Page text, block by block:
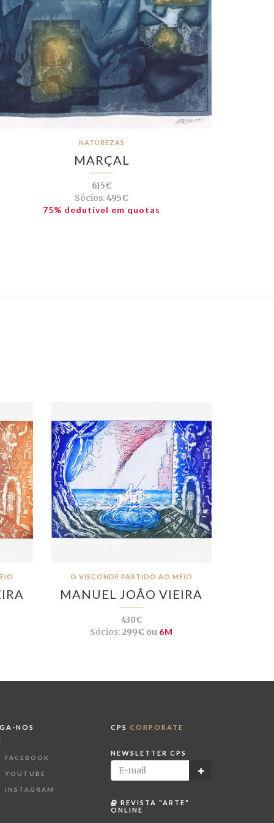
NATUREZAS
MARÇAL
615€
Sócios:495€
75% dedutível em quotas
O VISCONDE PARTIDO AO MEIO
MANUEL JOÃO VIEIRA
430€
Sócios:299€ ou 6M
NOS
FACEBOOK
YOUTUBE
INSTAGRAM
CPS CORPORATE
NEWSLETTER CPS
REVISTA "ARTE"
ONLINE